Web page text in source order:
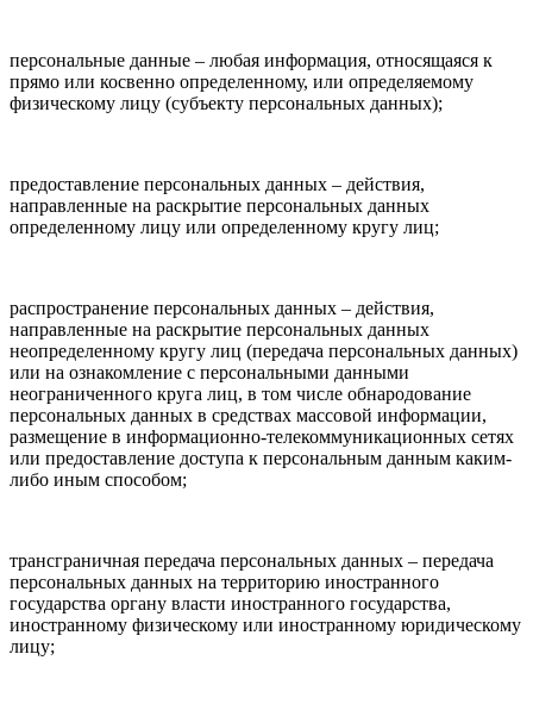
персональные данные – любая информация, относящаяся к
прямо или косвенно определенному, или определяемому
физическому лицу (субъекту персональных данных);
предоставление персональных данных – действия,
направленные на раскрытие персональных данных
определенному лицу или определенному кругу лиц;
распространение персональных данных – действия,
направленные на раскрытие персональных данных
неопределенному кругу лиц (передача персональных данных)
или на ознакомление с персональными данными
неограниченного круга лиц, в том числе обнародование
персональных данных в средствах массовой информации,
размещение в информационно-телекоммуникационных сетях
или предоставление доступа к персональным данным каким-
либо иным способом;
трансграничная передача персональных данных – передача
персональных данных на территорию иностранного
государства органу власти иностранного государства,
иностранному физическому или иностранному юридическому
лицу;